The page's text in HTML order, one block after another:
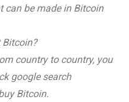
can be made in Bitcoin
Bitcoin?
country to country, you
google search
Bitcoin.